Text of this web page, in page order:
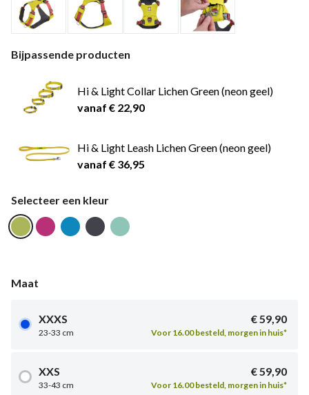
Bijpassende producten
Hi & Light Collar Lichen Green (neon geel)
vanaf € 22,90
Hi & Light Leash Lichen Green (neon geel)
vanaf € 36,95
Selecteer een kleur
Maat
XXXS
23-33 cm
€ 59,90
Voor 16.00 besteld, morgen in huis*
XXS
33-43 cm
€ 59,90
Voor 16.00 besteld, morgen in huis*